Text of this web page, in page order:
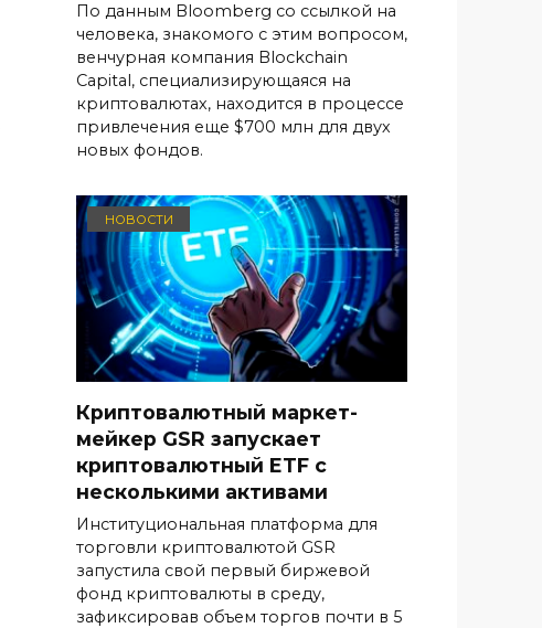
По данным Bloomberg со ссылкой на
человека, знакомого с этим вопросом,
венчурная компания Blockchain
Capital, специализирующаяся на
криптовалютах, находится в процессе
привлечения еще $700 млн для двух
новых фондов.
НОВОСТИ
Криптовалютный маркет-
мейкер GSR запускает
криптовалютный ETF с
несколькими активами
Институциональная платформа для
торговли криптовалютой GSR
запустила свой первый биржевой
фонд криптовалюты в среду,
зафиксировав объем торгов почти в 5